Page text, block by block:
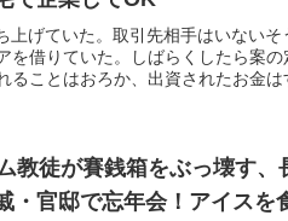
上げていた。取引先相手はいない
を借りていた。しばらくしたら案
ることはおろか、出資されたお金は
教徒が賽銭箱をぶっ壊す、
・官邸で忘年会！アイスを